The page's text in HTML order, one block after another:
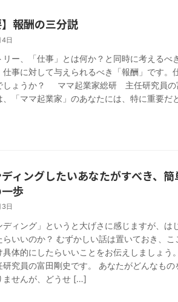
】報酬の三分説
日
リー、「仕事」とは何か？と同時に考えるべ
仕事に対して与えられるべき「報酬」です。
しょうか？ ママ起業家総研 主任研究員の
、「ママ起業家」のあなたには、特に重要
ィングしたいあなたがすべき、
歩
日
ディング」というと大げさに感じますが、は
らいいのか？ むずかしい話は置いておき、こ
具体的にしたらいいことをお伝えしましょう
究員の富田剛史です。 あなたがどんなもの
ませんが、どうせ […]